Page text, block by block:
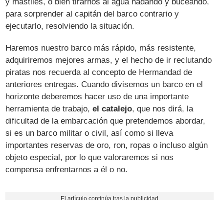
y mástiles, o bien tirarnos al agua nadando y buceando,
para sorprender al capitán del barco contrario y
ejecutarlo, resolviendo la situación.
Haremos nuestro barco más rápido, más resistente,
adquiriremos mejores armas, y el hecho de ir reclutando
piratas nos recuerda al concepto de Hermandad de
anteriores entregas. Cuando divisemos un barco en el
horizonte deberemos hacer uso de una importante
herramienta de trabajo,el catalejo, que nos dirá, la
dificultad de la embarcación que pretendemos abordar,
si es un barco militar o civil, así como si lleva
importantes reservas de oro, ron, ropas o incluso algún
objeto especial, por lo que valoraremos si nos
compensa enfrentarnos a él o no.